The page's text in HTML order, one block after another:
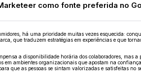
como fonte preferida no
há uma prioridade muitas vezes esquecida:
que traduzem estratégias em experiências e que
a disponibilidade horária dos colaboradores, mas
em ambientes organizacionais que apostam na
que as pessoas se sintam valorizadas e satisfeitas no